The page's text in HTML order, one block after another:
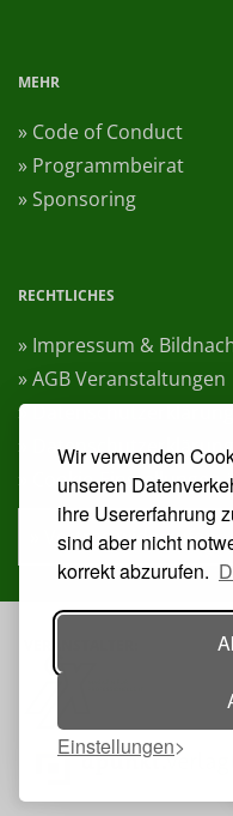
Wir verwenden
unseren
ihre Usererfahrung
sind aber nicht
korrekt abzurufen.
Einstellungen
MEHR
» Code of Conduct
» Programmbeirat
» Sponsoring
RECHTLICHES
» Impressum &
» AGB Veranstaltungen
»
»
» Cookie-Einstellungen
» Vertrag widerrufen